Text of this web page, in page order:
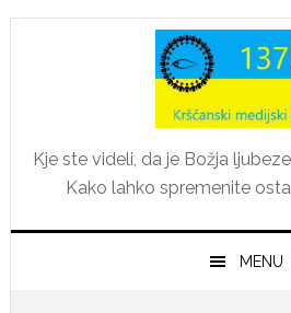
Skip
Skip
Skip
Skip
Kje ste videli, da je Božja
Kako lahko spremenite
MENU